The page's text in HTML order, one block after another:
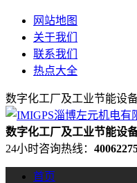
网站地图
关于我们
联系我们
热点大全
数字化工厂及工业节能设
数字化工厂及工业节能设
24小时咨询热线：
首页